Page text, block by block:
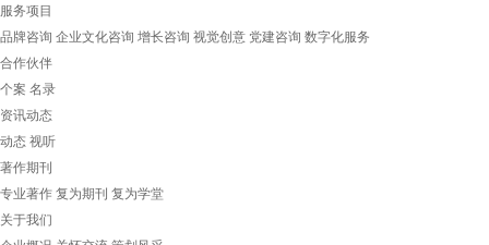
服务项目
品牌咨询 企业文化咨询 增长咨询 视觉创意 党建咨询 数字化服务
合作伙伴
个案 名录
资讯动态
动态 视听
著作期刊
专业著作 复为期刊 复为学堂
关于我们